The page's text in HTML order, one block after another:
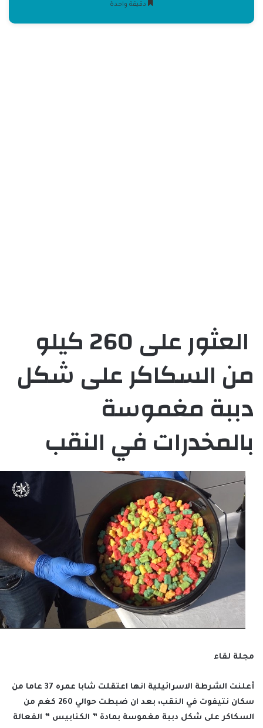
دقيقة واحدة
العثور على 260 كيلو
من السكاكر على شكل
دببة مغموسة
بالمخدرات في النقب
مجلة لقاء
أعلنت الشرطة الاسرائيلية انها اعتقلت شابا عمره 37 عاما من
سكان نتيفوت في النقب، بعد ان ضبطت حوالي 260 كغم من
السكاكر على شكل دببة مغموسة بمادة ” الكنابيس ” الفعالة